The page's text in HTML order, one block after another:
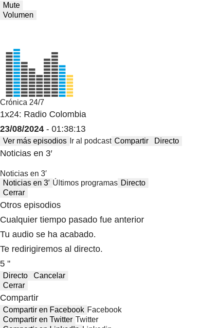
Mute
Volumen
Crónica 24/7
1x24: Radio Colombia
23/08/2024 - 01:38:13
Ver más episodios Ir al podcast Compartir Directo
Noticias en 3′
Noticias en 3′
Noticias en 3′ Últimos programas Directo
Cerrar
Otros episodios
Cualquier tiempo pasado fue anterior
Tu audio se ha acabado.
Te redirigiremos al directo.
5 "
Directo
Cancelar
Cerrar
Compartir
Compartir en Facebook Facebook
Compartir en Twitter Twitter